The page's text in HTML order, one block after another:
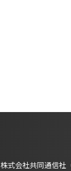
株式会社共同通信社